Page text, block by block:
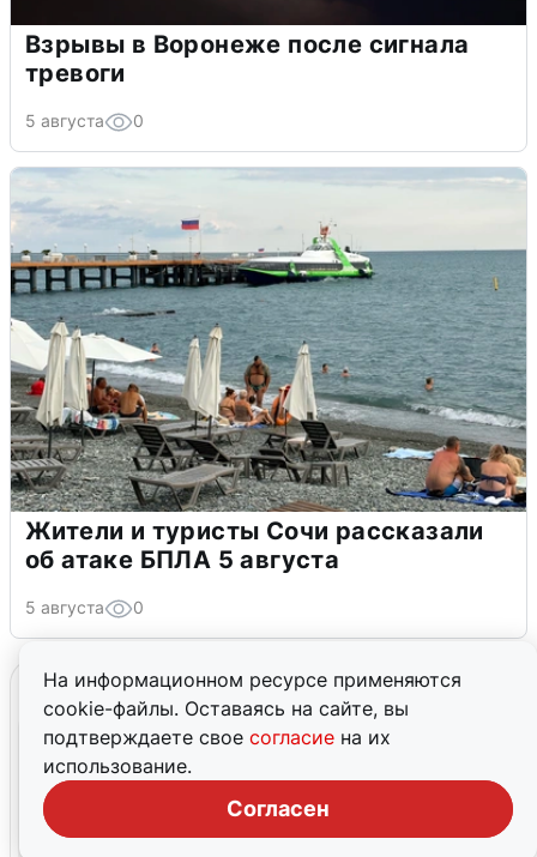
На информационном ресурсе применяются
cookie-файлы. Оставаясь на сайте, вы
подтверждаете свое согласие на их
использование.
Согласен
Взрывы в Воронеже после сигнала
тревоги
5 августа 0
Жители и туристы Сочи рассказали
об атаке БПЛА 5 августа
5 августа 0